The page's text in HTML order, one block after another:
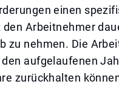
einen
den Arbeitnehmer
zu nehmen. Die
aufgelaufenen
zurückhalten